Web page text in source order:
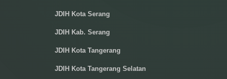
JDIH Kota Serang
JDIH Kab. Serang
JDIH Kota Tangerang
JDIH Kota Tangerang Selatan